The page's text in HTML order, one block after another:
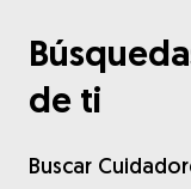
de ti
Buscar